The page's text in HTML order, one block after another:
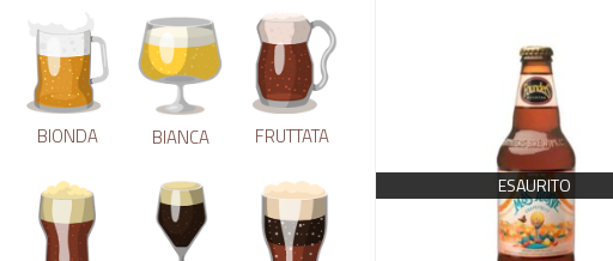
BIONDA BIANCA FRUTTATA
ESAURITO